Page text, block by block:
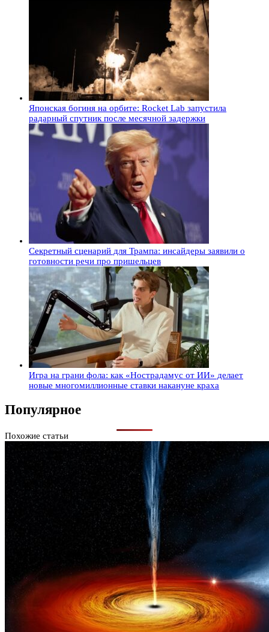
Японская богиня на орбите: Rocket Lab запустила
радарный спутник после месячной задержки
Секретный сценарий для Трампа: инсайдеры заявили о
готовности речи про пришельцев
Игра на грани фола: как «Нострадамус от ИИ» делает
новые многомиллионные ставки накануне краха
Популярное
Похожие статьи